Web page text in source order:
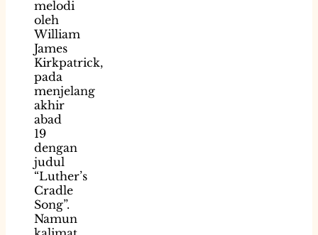
melodi
oleh
William
James
Kirkpatrick,
pada
menjelang
akhir
abad
19
dengan
judul
“Luther’s
Cradle
Song”.
Namun